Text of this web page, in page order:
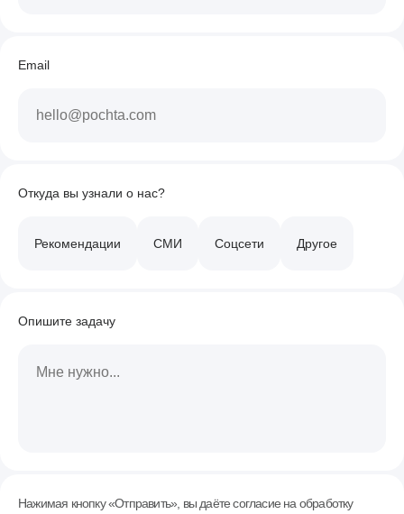
Email
Откуда вы узнали о нас?
Рекомендации СМИ Соцсети Другое
Опишите задачу
Нажимая кнопку «Отправить», вы даёте согласие на обработку